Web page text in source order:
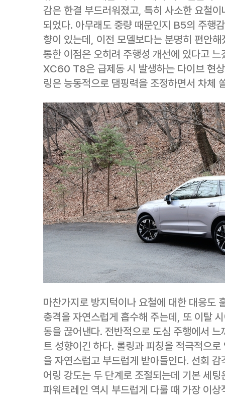
감은 한결 부드러워졌고, 특히 사소한 요철
되었다. 아무래도 중량 때문인지 B5의 주행
향이 있는데, 이전 모델보다는 분명히 편안
통한 이점은 오히려 주행성 개선에 있다고
XC60 T8은 급제동 시 발생하는 다이브 현
링은 능동적으로 댐핑력을 조정하면서 차체
마찬가지로 방지턱이나 요철에 대한 대응도
충격을 자연스럽게 흡수해 주는데, 또 이탈
동을 끊어낸다. 전반적으로 도심 주행에서
트 성향이긴 하다. 롤링과 피칭을 적극적으
을 자연스럽고 부드럽게 받아들인다. 선회
어링 강도는 두 단계로 조절되는데 기본 세
파워트레인 역시 부드럽게 다룰 때 가장 이